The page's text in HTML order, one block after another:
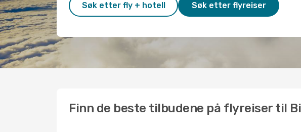
Søk etter fly + hotell Søk etter flyreiser
Finn de beste tilbudene på flyreiser til